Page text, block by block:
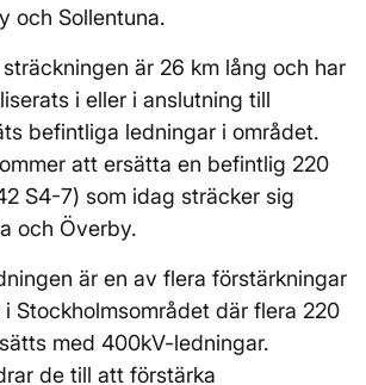
och Sollentuna.
är 26 km lång och har
i eller i anslutning till
befintliga ledningar i området.
att ersätta en befintlig 220
S4-7) som idag sträcker sig
och Överby.
är en av flera förstärkningar
Stockholmsområdet där flera 220
med 400kV-ledningar.
de till att förstärka